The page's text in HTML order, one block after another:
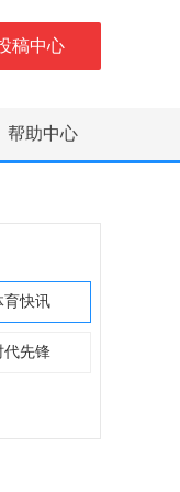
稿中心
帮助中心
育快讯
代先锋